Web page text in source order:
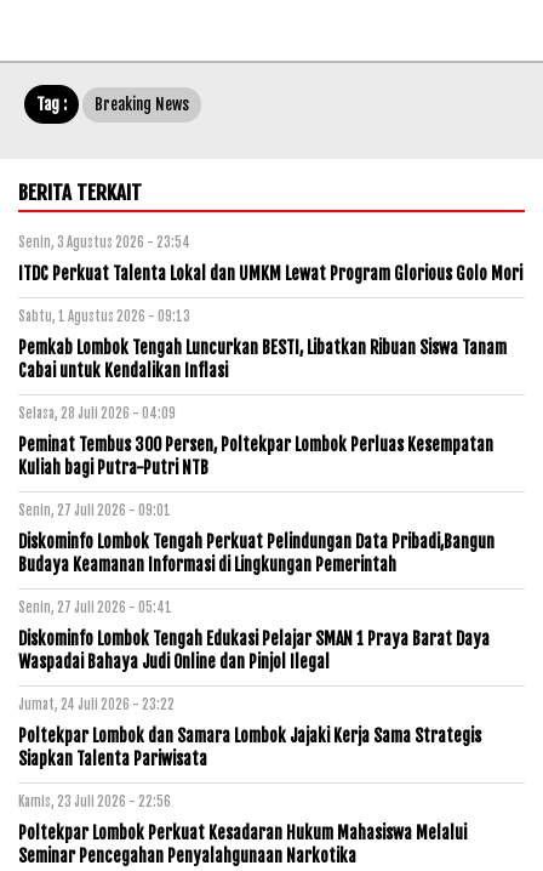
Tag : Breaking News
BERITA TERKAIT
Senin, 3 Agustus 2026 - 23:54
ITDC Perkuat Talenta Lokal dan UMKM Lewat Program Glorious Golo Mori
Sabtu, 1 Agustus 2026 - 09:13
Pemkab Lombok Tengah Luncurkan BESTI, Libatkan Ribuan Siswa Tanam
Cabai untuk Kendalikan Inflasi
Selasa, 28 Juli 2026 - 04:09
Peminat Tembus 300 Persen, Poltekpar Lombok Perluas Kesempatan
Kuliah bagi Putra-Putri NTB
Senin, 27 Juli 2026 - 09:01
Diskominfo Lombok Tengah Perkuat Pelindungan Data Pribadi,Bangun
Budaya Keamanan Informasi di Lingkungan Pemerintah
Senin, 27 Juli 2026 - 05:41
Diskominfo Lombok Tengah Edukasi Pelajar SMAN 1 Praya Barat Daya
Waspadai Bahaya Judi Online dan Pinjol Ilegal
Jumat, 24 Juli 2026 - 23:22
Poltekpar Lombok dan Samara Lombok Jajaki Kerja Sama Strategis
Siapkan Talenta Pariwisata
Kamis, 23 Juli 2026 - 22:56
Poltekpar Lombok Perkuat Kesadaran Hukum Mahasiswa Melalui
Seminar Pencegahan Penyalahgunaan Narkotika